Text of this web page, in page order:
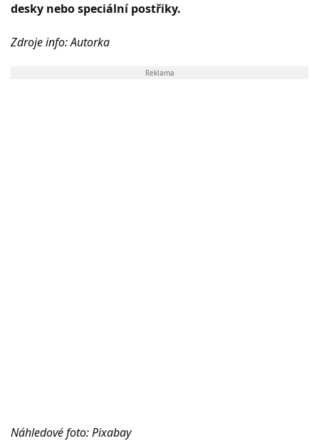
desky nebo speciální postřiky.
Zdroje info: Autorka
Reklama
Náhledové foto: Pixabay